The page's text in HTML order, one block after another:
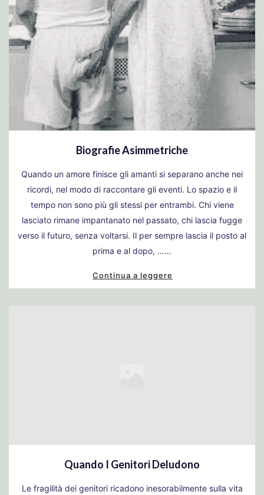
Biografie Asimmetriche
Quando un amore finisce gli amanti si separano anche nei
ricordi, nel modo di raccontare gli eventi. Lo spazio e il
tempo non sono più gli stessi per entrambi. Chi viene
lasciato rimane impantanato nel passato, chi lascia fugge
verso il futuro, senza voltarsi. Il per sempre lascia il posto al
prima e al dopo, ……
Continua a leggere
Quando I Genitori Deludono
Le fragilità dei genitori ricadono inesorabilmente sulla vita